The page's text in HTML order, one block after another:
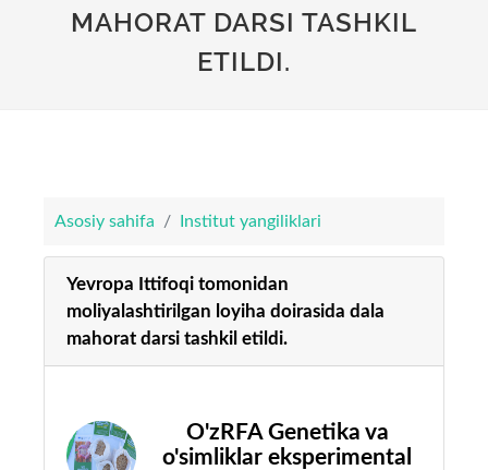
MAHORAT DARSI TASHKIL
ETILDI.
Asosiy sahifa Institut yangiliklari
Yevropa Ittifoqi tomonidan
moliyalashtirilgan loyiha doirasida dala
mahorat darsi tashkil etildi.
O'zRFA Genetika va
o'simliklar eksperimental